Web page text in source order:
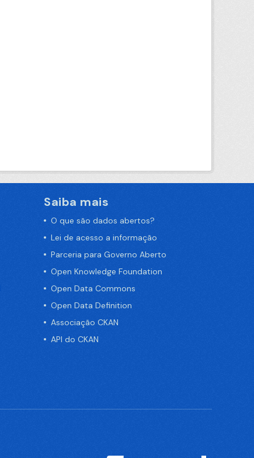
Saiba mais
O que são dados abertos?
Lei de acesso a informação
Parceria para Governo Aberto
Open Knowledge Foundation
Open Data Commons
Open Data Definition
Associação CKAN
API do CKAN